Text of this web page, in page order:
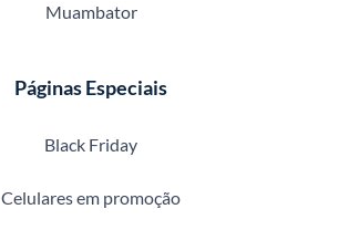
Muambator
Páginas Especiais
Black Friday
Celulares em promoção